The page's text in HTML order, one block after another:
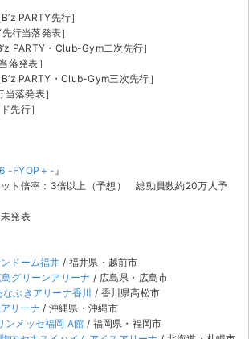
PARTY先行］
行当落発表］
PARTY・Club-Gym二次先行］
発表］
PARTY・Club-Gym三次先行］
落発表］
先行］
-FYOP＋-』
ト倍率：3倍以上（予想） 総動員数約20万人予
発表
ドーム福井 / 福井県・越前市
島グリーンアリーナ / 広島県・広島市
なぶきアリーナ香川
/ 香川県高松市
リーナ / 沖縄県・沖縄市
ンメッセ福岡 A館 / 福岡県・福岡市